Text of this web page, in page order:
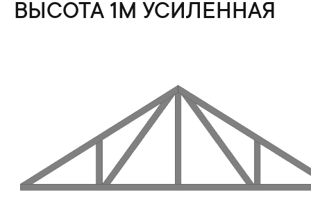
ВЫСОТА 1М УСИЛЕННАЯ